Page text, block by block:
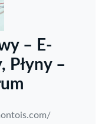
– E-
Płyny –